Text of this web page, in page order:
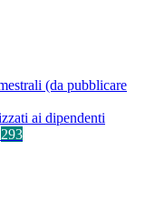
(da pubblicare
ai dipendenti
293